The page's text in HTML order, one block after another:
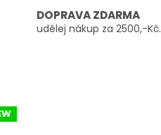
DOPRAVA ZDARMA
udělej nákup za 2500,-Kč.